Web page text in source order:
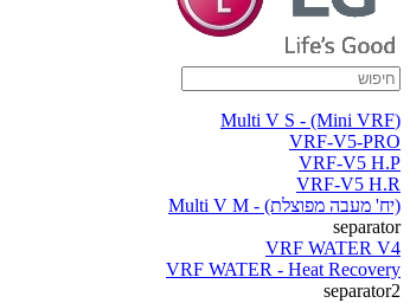
(Multi V S - (Mini VRF
VRF-V5-PRO
VRF-V5 H.P
VRF-V5 H.R
(יח' מעבה מפוצלת) - Multi V M
separator
VRF WATER V4
VRF WATER - Heat Recovery
separator2